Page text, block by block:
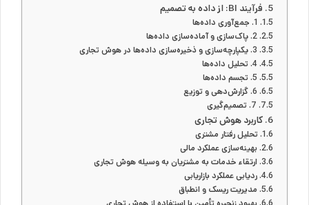
فرآیند BI: از داده به تصمیم
1. جمع‌آوری داده‌ها
2. پاک‌سازی و آماده‌سازی داده‌ها
3. یکپارچه‌سازی و ذخیره‌سازی داده‌ها در هوش تجاری
4. تحلیل داده‌ها
5. تجسم داده‌ها
6. گزارش‌دهی و توزیع
7. تصمیم‌گیری
کاربرد هوش تجاری
تحلیل رفتار مشتری
بهینه‌سازی عملکرد مالی
ارتقاء خدمات به مشتریان به وسیله هوش تجاری
ردیابی عملکرد بازاریابی
مدیریت ریسک و انطباق